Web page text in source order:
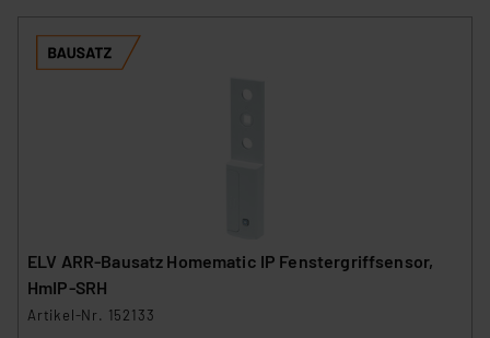
ELV ARR-Bausatz Homematic IP Fenstergriffsensor,
HmIP-SRH
Artikel-Nr. 152133